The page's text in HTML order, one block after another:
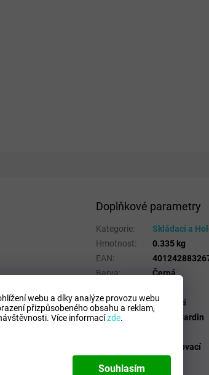
webu a díky analýze provozu webu
přizpůsobeného obsahu a reklam,
Více informacízde.
Souhlasím
Doplňkové parametry
Kategorie:
Skládací a
Hmotnost:
0.335 kg
EAN:
Barva:
Černá
Typ:
Skládací
Výrobce
Pierre Cardin
Vystřelovací